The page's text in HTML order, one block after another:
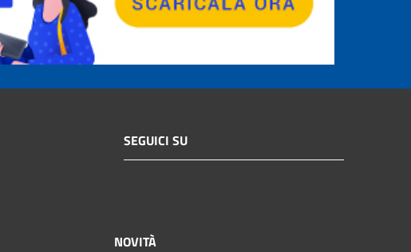
SEGUICI SU
NOVITÀ